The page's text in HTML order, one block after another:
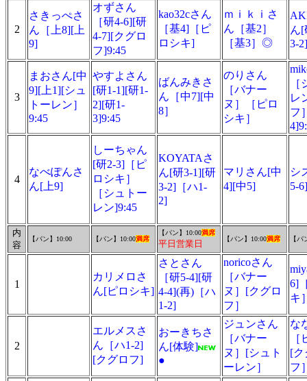
2
さきっぺさ
ん［上8][上
9]
オずさん
［研4-6][研
4-7][クグロ
フ]9:45
kao32cさん
［基4]［ピ
ロシキ]
ｍｉｋｉさ
ん［基2］
［基3］◎
ん[
3-
3
まおさん[中
9][上1][シュ
トーレン］
9:45
やすよさん
[研1-1][研1-
2][研1-
3]9:45
ばんみきさ
ん［中7][中
8］
のりさん
［バナー
ヌ］［ピロ
シキ］
レ
フ
4
なべぽんさ
ん[上9]
しーちゃん
[研2-3]［ピ
ロシキ］
［シュトー
レン]9:45
KOYATAさ
ん[研3-1][研
3-2]［ハ1-
2]
マリさん[中
4][中5]
シ
5-
内
容
【パン】10:00 【パン】10:00満席
【パン】10:00満席
平日営業日 【パン】10:00満席 【パ
1
カリメロさ
ん[ピロシキ]
さとさん
［研5-4][研
4-4](再)［ハ
1-2]
noricoさん
［バナー
ヌ］[クグロ
フ］
6]
キ
2
エルメスさ
ん［ハ1-2]
[クグロフ]
おーきちさ
ん[体験]
●
ジュンさん
［バナー
ヌ］[シュト
ーレン］
な
[ク